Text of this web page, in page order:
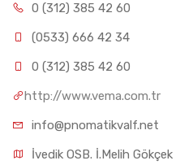
0 (312) 385 42 60
(0533) 666 42 34
0 (312) 385 42 60
http://www.vema.com.tr
info@pnomatikvalf.net
İvedik OSB. İ.Melih Gökçek